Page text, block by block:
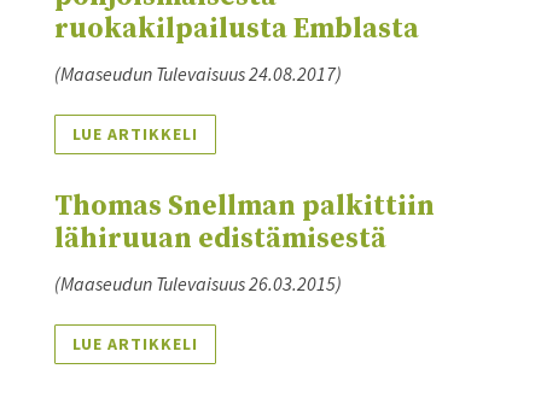
ruokakilpailusta Emblasta
(Maaseudun Tulevaisuus24.08.2017)
LUE ARTIKKELI
Thomas Snellman palkittiin
lähiruuan edistämisestä
(Maaseudun Tulevaisuus26.03.2015)
LUE ARTIKKELI